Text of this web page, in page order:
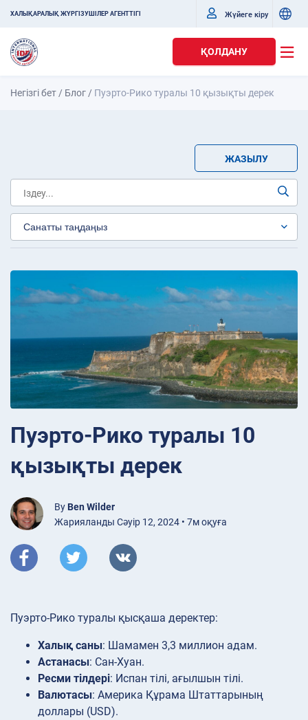
ХАЛЫҚАРАЛЫҚ ЖҮРГІЗУШІЛЕР АГЕНТТІГІ Жүйеге кіру
ҚОЛДАНУ
Негізгі бет / Блог / Пуэрто-Рико туралы 10 қызықты дерек
ЖАЗЫЛУ
Пуэрто-Рико туралы 10
қызықты дерек
By Ben Wilder
Жарияланды Сәуір 12, 2024 • 7м оқуға
Пуэрто-Рико туралы қысқаша деректер:
Халық саны: Шамамен 3,3 миллион адам.
Астанасы: Сан-Хуан.
Ресми тілдері: Испан тілі, ағылшын тілі.
Валютасы: Америка Құрама Штаттарының
доллары (USD).